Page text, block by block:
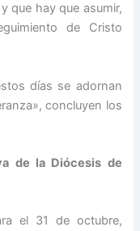
que hay que asumir,
de Cristo
días se adornan
concluyen los
de la Diócesis de
el 31 de octubre,